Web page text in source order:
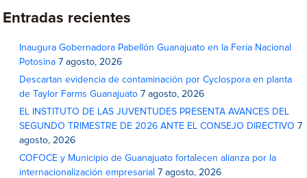
Entradas recientes
Inaugura Gobernadora Pabellón Guanajuato en la Feria Nacional
Potosina 7 agosto, 2026
Descartan evidencia de contaminación por Cyclospora en planta
de Taylor Farms Guanajuato 7 agosto, 2026
EL INSTITUTO DE LAS JUVENTUDES PRESENTA AVANCES DEL
SEGUNDO TRIMESTRE DE 2026 ANTE EL CONSEJO DIRECTIVO 7
agosto, 2026
COFOCE y Municipio de Guanajuato fortalecen alianza por la
internacionalización empresarial 7 agosto, 2026